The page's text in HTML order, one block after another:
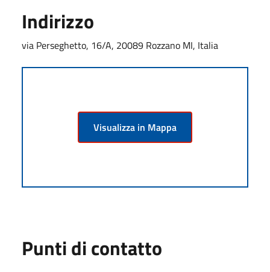
Indirizzo
via Perseghetto, 16/A, 20089 Rozzano MI, Italia
Visualizza in Mappa
Punti di contatto